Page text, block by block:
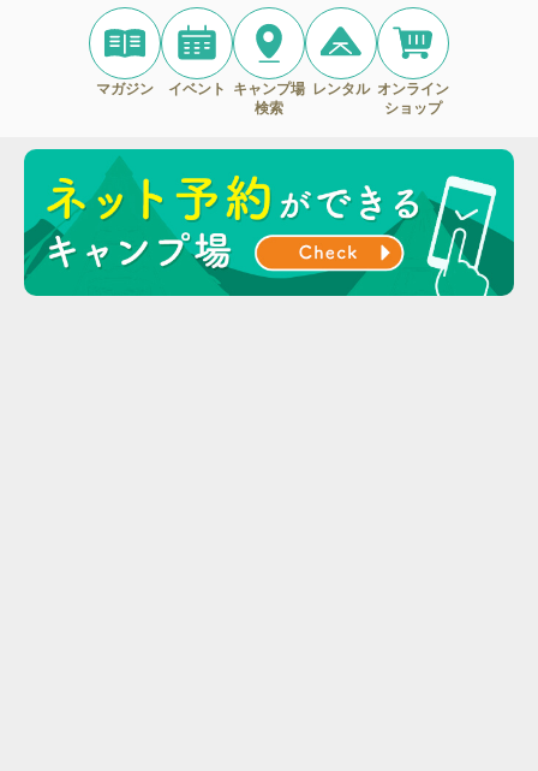
マガジン イベント
キャンプ場
検索
レンタル オンライン
ショップ